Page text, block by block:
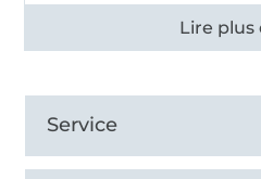
Voir tous les 11496
Service